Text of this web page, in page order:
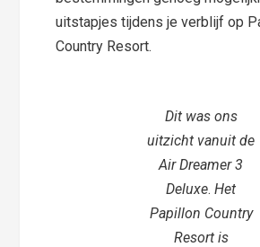
uitstapjes tijdens je verblijf op
Country Resort.
Dit was ons
uitzicht vanuit de
Air Dreamer 3
Deluxe. Het
Papillon Country
Resort is